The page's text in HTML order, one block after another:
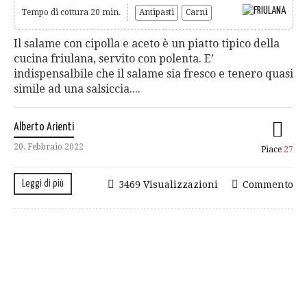
Tempo di cottura 20 min. Antipasti Carni
Il salame con cipolla e aceto è un piatto tipico della
cucina friulana, servito con polenta. E’
indispensalbile che il salame sia fresco e tenero quasi
simile ad una salsiccia....
Alberto Arienti
20. Febbraio 2022 Piace 27
Leggi di più Commento
3469 Visualizzazioni